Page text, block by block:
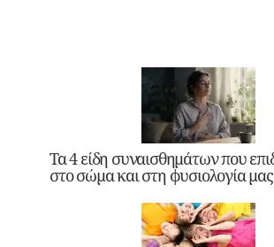
Τα 4 είδη συναισθημάτων που
στο σώμα και στη φυσιολογία μας